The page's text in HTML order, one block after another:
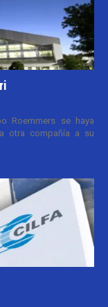
Roemmers se haya
otra compañía a su